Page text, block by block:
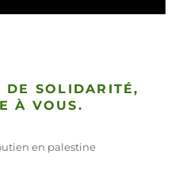
DE SOLIDARITÉ,
À VOUS.
en palestine